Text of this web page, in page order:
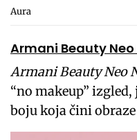
Aura
Armani Beauty Neo
Armani Beauty Neo
“no makeup”
boju koja čini